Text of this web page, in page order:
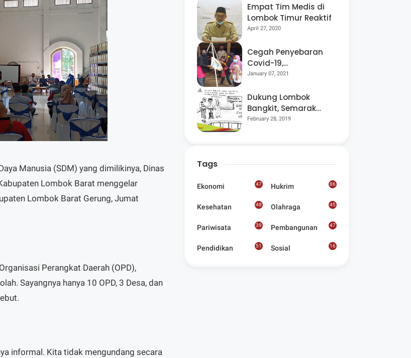
Manusia (SDM) yang dimilikinya, Dinas
Lombok Barat menggelar
Lombok Barat Gerung, Jumat
Perangkat Daerah (OPD),
Sayangnya hanya 10 OPD, 3 Desa, dan
informal. Kita tidak mengundang secara
Berpeluang “Rebut”
Kursi Dapil 3
Empat Tim Medis di
Lombok Timur Reaktif
April 27, 2020
Cegah Penyebaran
Covid-19,
Bhabinkamtibmas
Kegiatan Posyandu
January 07, 2021
Dukung Lombok
Bangkit, Semarak
Pesta Rakyat
Seniman Di Lombok
February 28, 2019
Tags
Ekonomi 47 Hukrim 86
Kesehatan 48 Olahraga 45
Pariwisata 39 Pembangunan 47
Pendidikan 51 Sosial
16